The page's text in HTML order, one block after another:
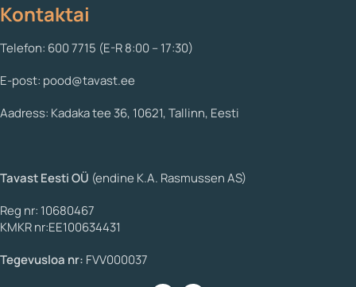
Kontaktai
Telefon: 600 7715 (E-R 8:00 – 17:30)
E-post: pood@tavast.ee
Aadress: Kadaka tee 36, 10621, Tallinn, Eesti
Tavast Eesti OÜ (endine K.A. Rasmussen AS)
Reg nr: 10680467
KMKR nr:EE100634431
Tegevusloa nr: FVV000037